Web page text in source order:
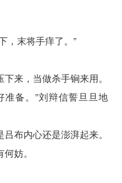
，末将手痒了。”
来，当做杀手锏来用。
准备。”刘辩信誓旦旦地
布内心还是澎湃起来。
妨。